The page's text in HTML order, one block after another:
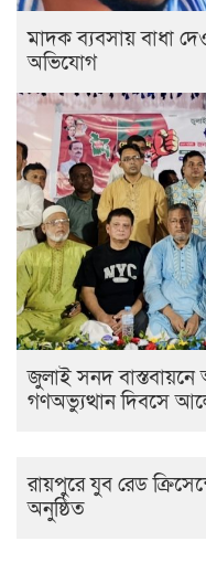
মাদক ব্যবসায় বাধা
অভিযোগ
জুলাই সনদ বাস্তবায়নে
গণঅভ্যুত্থান দিবসে
রায়পুরে যুব রেড
অনুষ্ঠিত